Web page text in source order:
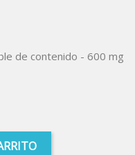
de contenido - 600 mg